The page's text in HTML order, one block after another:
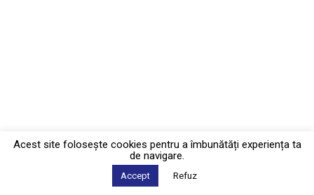
Acest site foloseşte cookies pentru a îmbunătăți experiența ta
de navigare.
Accept Refuz